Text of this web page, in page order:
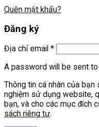
Quên mật khẩu?
Đăng ký
Địa chỉ email *
A password will be sent
Thông tin cá nhân của
nghiệm sử dụng website,
bạn, và cho các mục đích
sách riêng tư.